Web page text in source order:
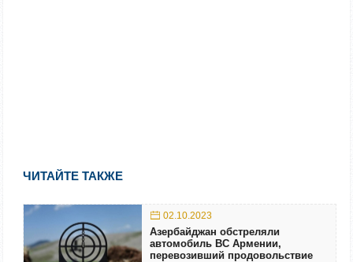
ЧИТАЙТЕ ТАКЖЕ
02.10.2023
Азербайджан обстреляли
автомобиль ВС Армении,
перевозивший продовольствие